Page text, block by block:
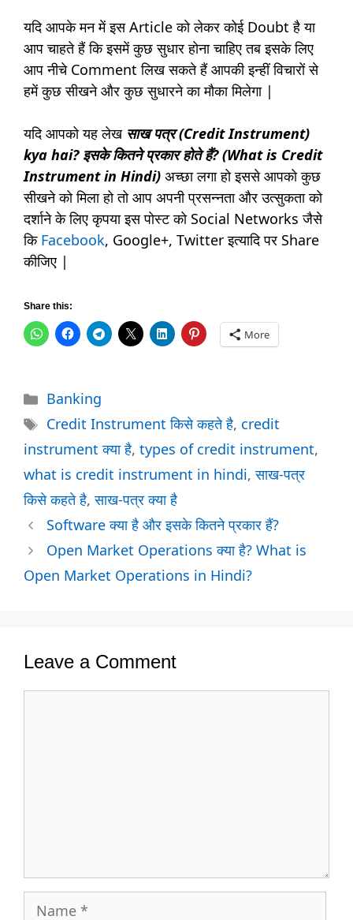
यदि आपके मन में इस Article को लेकर कोई Doubt है या
आप चाहते हैं कि इसमें कुछ सुधार होना चाहिए तब इसके लिए
आप नीचे Comment लिख सकते हैं आपकी इन्हीं विचारों से
हमें कुछ सीखने और कुछ सुधारने का मौका मिलेगा |
यदि आपको यह लेख साख पत्र (Credit Instrument)
kya hai? इसके कितने प्रकार होते हैं? (What is Credit
Instrument in Hindi) अच्छा लगा हो इससे आपको कुछ
सीखने को मिला हो तो आप अपनी प्रसन्नता और उत्सुकता को
दर्शाने के लिए कृपया इस पोस्ट को Social Networks जैसे
कि Facebook, Google+, Twitter इत्यादि पर Share
कीजिए |
Share this:
More
Categories
Banking
Tags
Credit Instrument किसे कहते है, credit
instrument क्या है, types of credit instrument,
what is credit instrument in hindi,साख-पत्र
किसे कहते है,साख-पत्र क्या है
Software क्या है और इसके कितने प्रकार हैं?
Open Market Operations क्या है? What is
Open Market Operations in Hindi?
Leave a Comment
Name